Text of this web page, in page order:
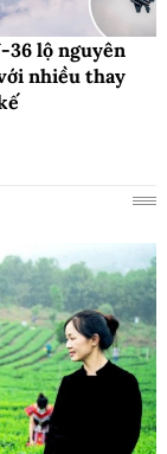
36 lộ nguyên
nhiều thay